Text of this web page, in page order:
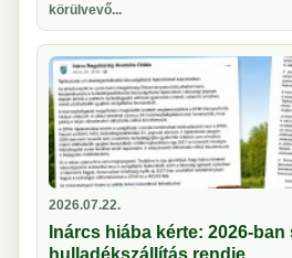
körülvevő...
2026.07.22.
Inárcs hiába kérte: 2026-
hulladékszállítás rendje